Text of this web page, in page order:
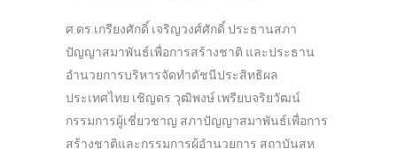
ศ.ดร.เกรียงศักดิ์ เจริญวงศ์ศักดิ์ ประธานสภา
ปัญญาสมาพันธ์เพื่อการสร้างชาติ และประธาน
อำนวยการบริหารจัดทำดัชนีประสิทธิผล
ประเทศไทย เชิญดร.วุฒิพงษ์ เพรียบจริยวัฒน์
กรรมการผู้เชี่ยวชาญ สภาปัญญาสมาพันธ์เพื่อการ
สร้างชาติและกรรมการผู้อำนวยการ สถาบันสห